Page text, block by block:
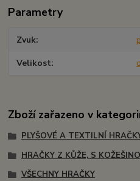
Parametry
Zvuk
Velikost
Zboží zařazeno v
PLYŠOVÉ A TEXTILNÍ
HRAČKY Z KŮŽE, S
VŠECHNY HRAČKY